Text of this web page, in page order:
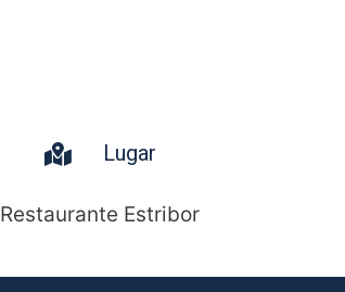
Lugar
Restaurante Estribor